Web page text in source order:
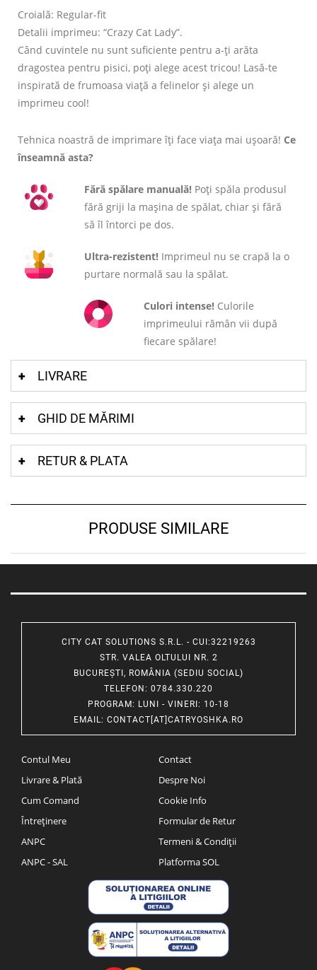
Croială: Regular-fit
Detalii imprimeu: “Crazy Cat Lady”.
Când cuvintele nu sunt suficiente pentru a-ți arăta
dragostea pentru pisici, poți alege acest tricou! Lasă-te
inspirată de frumoasa viață a felinelor și alege un
imprimeu cool!
Tehnica noastră de imprimare îți face viața mai ușoară! Ce
înseamnă asta?
Fără spălare manuală! Poți spăla produsul
fără griji la mașina de spălat, chiar și fără
să îl întorci pe dos.
Ultra-rezistent! Imprimeul nu se crapă la o
purtare normală sau la spălat.
Culori intense! Culorile
imprimeului rămân vii după
fiecare spălare!
LIVRARE
GHID DE MĂRIMI
RETUR & PLATA
PRODUSE SIMILARE
CITY CAT SOLUTIONS S.R.L. - CUI:32219263
STR. VALEA OLTULUI NR. 2
BUCUREȘTI, ROMÂNIA (SEDIU SOCIAL)
TELEFON : 0784.330.220
PROGRAM: LUNI - VINERI: 10-18
EMAIL : CONTACT[AT]CATRYOSHKA.RO
Contul Meu
Livrare & Plată
Cum Comand
Întreținere
ANPC
ANPC - SAL
Contact
Despre Noi
Cookie Info
Formular de Retur
Termeni & Condiții
Platforma SOL